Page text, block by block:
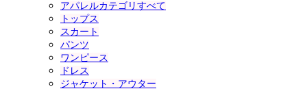
アパレルカテゴリすべて
トップス
スカート
パンツ
ワンピース
ドレス
ジャケット・アウター